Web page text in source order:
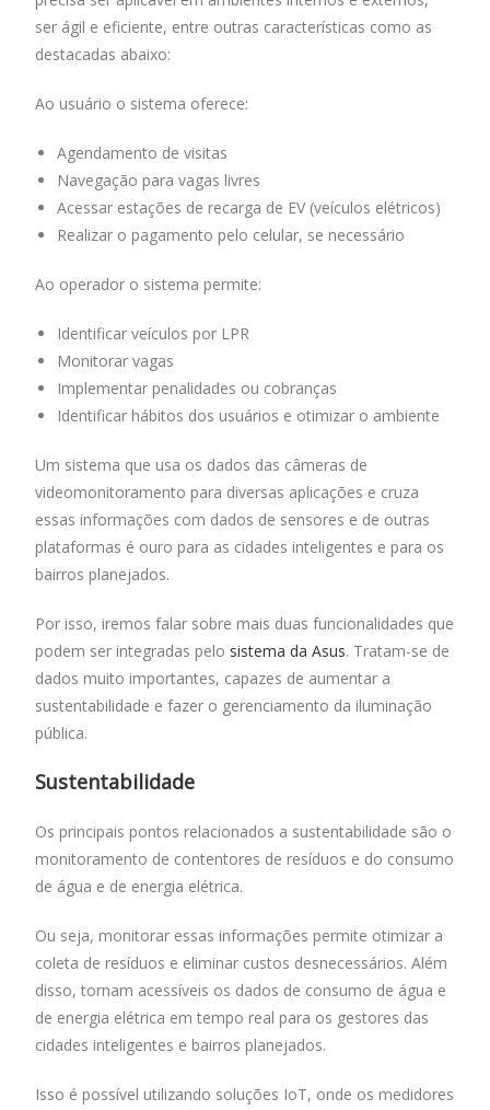
ser ágil e eficiente, entre outras características como as
destacadas abaixo:
Ao usuário o sistema oferece:
Agendamento de visitas
Navegação para vagas livres
Acessar estações de recarga de EV (veículos elétricos)
Realizar o pagamento pelo celular, se necessário
Ao operador o sistema permite:
Identificar veículos por LPR
Monitorar vagas
Implementar penalidades ou cobranças
Identificar hábitos dos usuários e otimizar o ambiente
Um sistema que usa os dados das câmeras de
videomonitoramento para diversas aplicações e cruza
essas informações com dados de sensores e de outras
plataformas é ouro para as cidades inteligentes e para os
bairros planejados.
Por isso, iremos falar sobre mais duas funcionalidades que
podem ser integradas pelo sistema da Asus. Tratam-se de
dados muito importantes, capazes de aumentar a
sustentabilidade e fazer o gerenciamento da iluminação
pública.
Sustentabilidade
Os principais pontos relacionados a sustentabilidade são o
monitoramento de contentores de resíduos e do consumo
de água e de energia elétrica.
Ou seja, monitorar essas informações permite otimizar a
coleta de resíduos e eliminar custos desnecessários. Além
disso, tornam acessíveis os dados de consumo de água e
de energia elétrica em tempo real para os gestores das
cidades inteligentes e bairros planejados.
Isso é possível utilizando soluções IoT, onde os medidores